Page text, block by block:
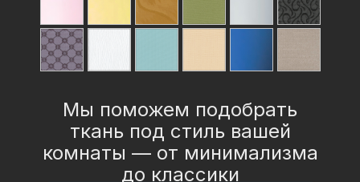
Мы поможем подобрать
ткань под стиль вашей
комнаты — от минимализма
до классики